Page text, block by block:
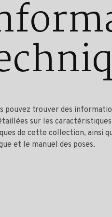
pouvez trouver des
sur les caractéristiques
de cette collection, ainsi
et le manuel des poses.